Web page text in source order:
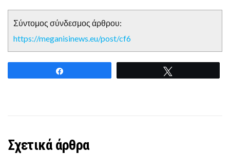
Σύντομος σύνδεσμος άρθρου:
https://meganisinews.eu/post/cf6
Σχετικά άρθρα